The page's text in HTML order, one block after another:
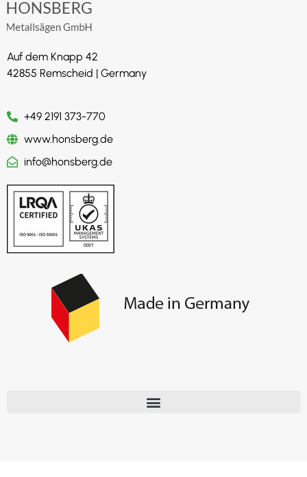
Auf dem Knapp 42
42855 Remscheid | Germany
+49 2191 373-770
www.honsberg.de
info@honsberg.de